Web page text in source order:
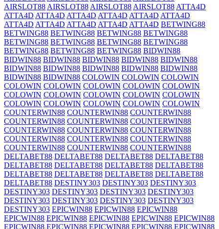
AIRSLOT88 AIRSLOT88 AIRSLOT88 AIRSLOT88 ATTA4D
ATTA4D ATTA4D ATTA4D ATTA4D ATTA4D ATTA4D
ATTA4D ATTA4D ATTA4D ATTA4D ATTA4D BETWING88
BETWING88 BETWING88 BETWING88 BETWING88
BETWING88 BETWING88 BETWING88 BETWING88
BETWING88 BETWING88 BETWING88 BIDWIN88
BIDWIN88 BIDWIN88 BIDWIN88 BIDWIN88 BIDWIN88
BIDWIN88 BIDWIN88 BIDWIN88 BIDWIN88 BIDWIN88
BIDWIN88 BIDWIN88 COLOWIN COLOWIN COLOWIN
COLOWIN COLOWIN COLOWIN COLOWIN COLOWIN
COLOWIN COLOWIN COLOWIN COLOWIN COLOWIN
COLOWIN COLOWIN COLOWIN COLOWIN COLOWIN
COUNTERWIN88 COUNTERWIN88 COUNTERWIN88
COUNTERWIN88 COUNTERWIN88 COUNTERWIN88
COUNTERWIN88 COUNTERWIN88 COUNTERWIN88
COUNTERWIN88 COUNTERWIN88 COUNTERWIN88
COUNTERWIN88 COUNTERWIN88 COUNTERWIN88
DELTABET88 DELTABET88 DELTABET88 DELTABET88
DELTABET88 DELTABET88 DELTABET88 DELTABET88
DELTABET88 DELTABET88 DELTABET88 DELTABET88
DELTABET88 DESTINY303 DESTINY303 DESTINY303
DESTINY303 DESTINY303 DESTINY303 DESTINY303
DESTINY303 DESTINY303 DESTINY303 DESTINY303
DESTINY303 EPICWIN88 EPICWIN88 EPICWIN88
EPICWIN88 EPICWIN88 EPICWIN88 EPICWIN88 EPICWIN88
EPICWIN88 EPICWIN88 EPICWIN88 EPICWIN88 EPICWIN88